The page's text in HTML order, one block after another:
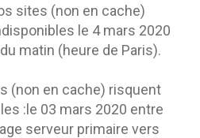
sites (non en cache)
le 4 mars 2020
matin (heure de Paris).
(non en cache) risquent
:le 03 mars 2020 entre
serveur primaire vers